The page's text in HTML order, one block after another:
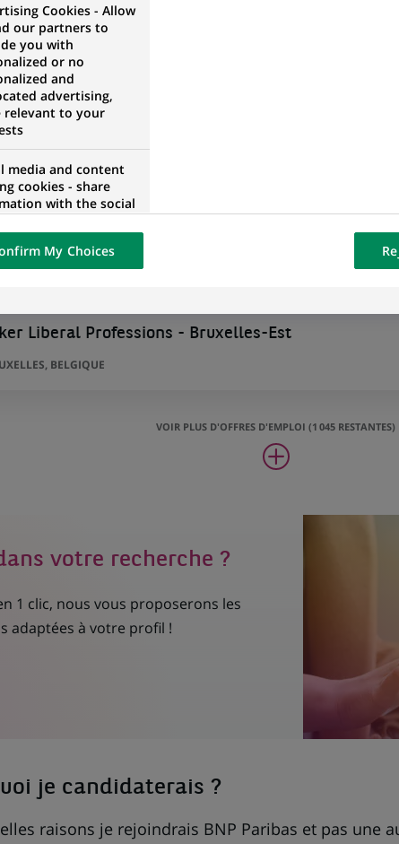
Japan - Cash Management Product and
de Crédit
DE PORTO, PORTUGAL
Liberal Professions - Bruxelles-Est
BELGIQUE
VOIR PLUS D'OFFRES D'EMPLOI (1 045 RESTANTES)
votre recherche ?
1 clic, nous vous proposerons les
adaptées à votre profil !
je candidaterais ?
raisons je rejoindrais BNP Paribas et pas une
Cookies - Allow
our partners to
you with
or no
and
advertising,
relevant to your
media and content
cookies - share
with the social
and propose the
on our website
content hosted on a
website.
My Choices